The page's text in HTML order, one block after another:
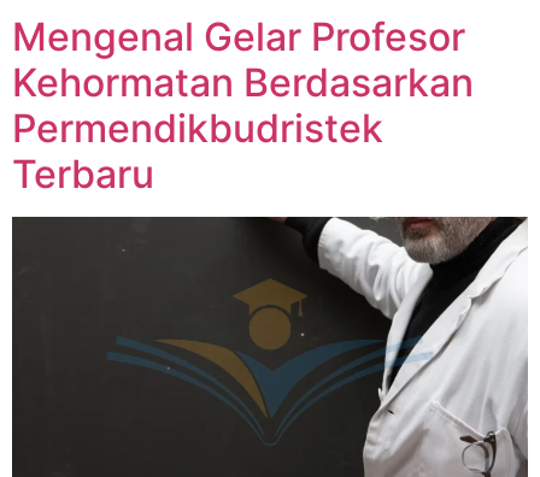
Mengenal Gelar Profesor
Kehormatan Berdasarkan
Permendikbudristek
Terbaru